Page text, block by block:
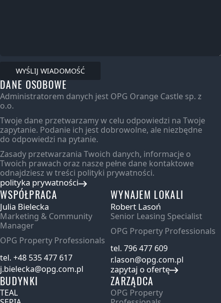
DANE OSOBOWE
Administratorem danych jest OPG Orange Castle sp. z
o.o.
Twoje dane przetwarzamy w celu odpowiedzi na Twoje
zapytanie. Podanie ich jest dobrowolne, ale niezbędne
do odpowiedzi na pytanie.
Zasady przetwarzania Twoich danych, informacje o
Twoich prawach oraz nasze pełne dane kontaktowe
odnajdziesz w treści polityki prywatności.
polityka prywatności
WSPÓŁPRACA
Julia Bielecka
Marketing & Community
Manager
OPG Property Professionals
tel. +48 535 477 617
j.bielecka@opg.com.pl
WYNAJEM LOKALI
Robert Lasoń
Senior Leasing Specialist
OPG Property Professionals
tel. 796 477 609
r.lason@opg.com.pl
zapytaj o ofertę
BUDYNKI
TEAL
ZARZĄDCA
OPG Property